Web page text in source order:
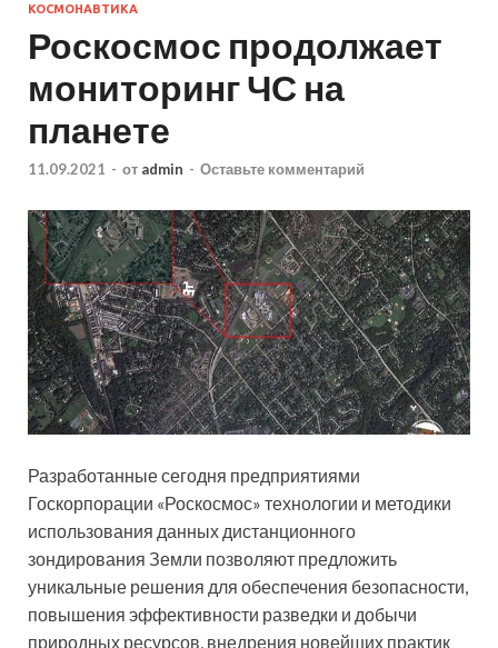
КОСМОНАВТИКА
Роскосмос продолжает
мониторинг ЧС на
планете
11.09.2021 - от admin - Оставьте комментарий
Разработанные сегодня предприятиями
Госкорпорации «Роскосмос» технологии и методики
использования данных дистанционного
зондирования Земли позволяют предложить
уникальные решения для обеспечения безопасности,
повышения эффективности разведки и добычи
природных ресурсов, внедрения новейших практик